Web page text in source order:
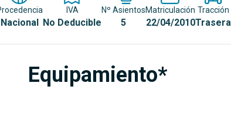
Nacional
IVA
No Deducible
Nº Asientos
5
Matriculación
22/04/2010
Tracción
Trasera
Equipamiento*